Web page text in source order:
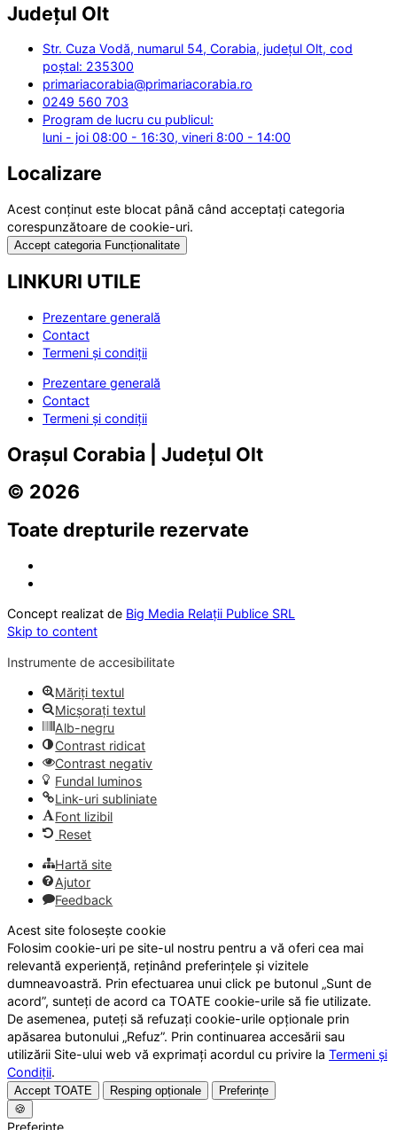
Județul Olt
Str. Cuza Vodă, numarul 54, Corabia, județul Olt, cod
poștal: 235300
primariacorabia@primariacorabia.ro
0249 560 703
Program de lucru cu publicul:
luni - joi 08:00 - 16:30, vineri 8:00 - 14:00
Localizare
Acest conținut este blocat până când acceptați categoria
corespunzătoare de cookie-uri.
Accept categoria Funcționalitate
LINKURI UTILE
Prezentare generală
Contact
Termeni și condiții
Prezentare generală
Contact
Termeni și condiții
Orașul Corabia | Județul Olt
© 2026
Toate drepturile rezervate
Concept realizat de Big Media Relații Publice SRL
Skip to content
Instrumente de accesibilitate
Măriți textul
Micșorați textul
Alb-negru
Contrast ridicat
Contrast negativ
Fundal luminos
Link-uri subliniate
Font lizibil
Reset
Hartă site
Ajutor
Feedback
Acest site folosește cookie
Folosim cookie-uri pe site-ul nostru pentru a vă oferi cea mai
relevantă experiență, reținând preferințele și vizitele
dumneavoastră. Prin efectuarea unui click pe butonul „Sunt de
acord”, sunteți de acord ca TOATE cookie-urile să fie utilizate.
De asemenea, puteți să refuzați cookie-urile opționale prin
apăsarea butonului „Refuz”. Prin continuarea accesării sau
utilizării Site-ului web vă exprimați acordul cu privire la Termeni și
Condiții.
Accept TOATE Resping opționale
Preferințe
🍪